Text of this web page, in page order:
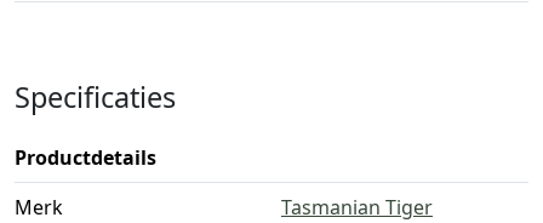
Specificaties
Productdetails
Merk
Tasmanian Tiger